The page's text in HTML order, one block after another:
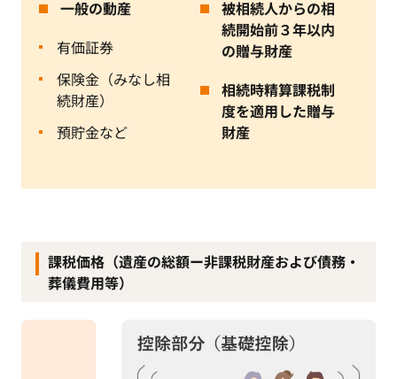
一般の動産
有価証券
保険金（みなし相
続財産）
預貯金など
被相続人からの相
続開始前３年以内
の贈与財産
相続時精算課税制
度を適用した贈与
財産
課税価格（遺産の総額ー非課税財産および債務・
葬儀費用等）